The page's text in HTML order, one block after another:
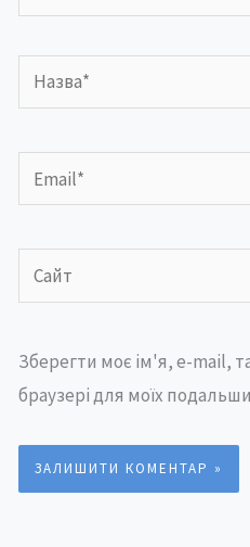
Назва*
Email*
Сайт
Зберегти моє ім'я, e-mail,
браузері для моїх